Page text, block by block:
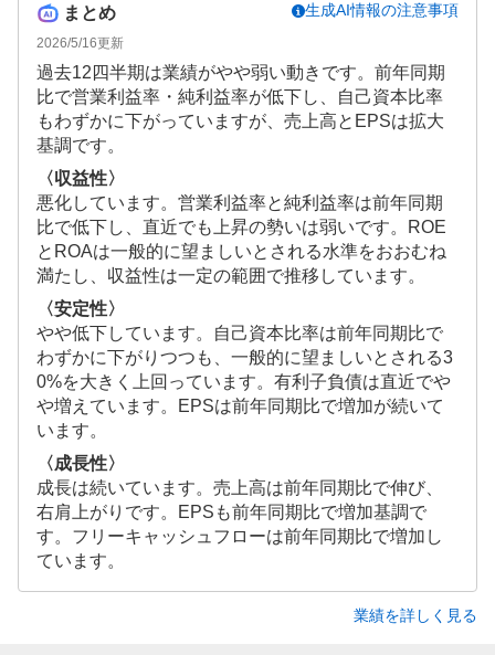
まとめ
2026/5/16更新
生成AI情報の注意事項
過去12四半期は業績がやや弱い動きです。前年同期
比で営業利益率・純利益率が低下し、自己資本比率
もわずかに下がっていますが、売上高とEPSは拡大
基調です。
〈収益性〉
悪化しています。営業利益率と純利益率は前年同期
比で低下し、直近でも上昇の勢いは弱いです。ROE
とROAは一般的に望ましいとされる水準をおおむね
満たし、収益性は一定の範囲で推移しています。
〈安定性〉
やや低下しています。自己資本比率は前年同期比で
わずかに下がりつつも、一般的に望ましいとされる3
0%を大きく上回っています。有利子負債は直近でや
や増えています。EPSは前年同期比で増加が続いて
います。
〈成長性〉
成長は続いています。売上高は前年同期比で伸び、
右肩上がりです。EPSも前年同期比で増加基調で
す。フリーキャッシュフローは前年同期比で増加し
ています。
業績を詳しく見る